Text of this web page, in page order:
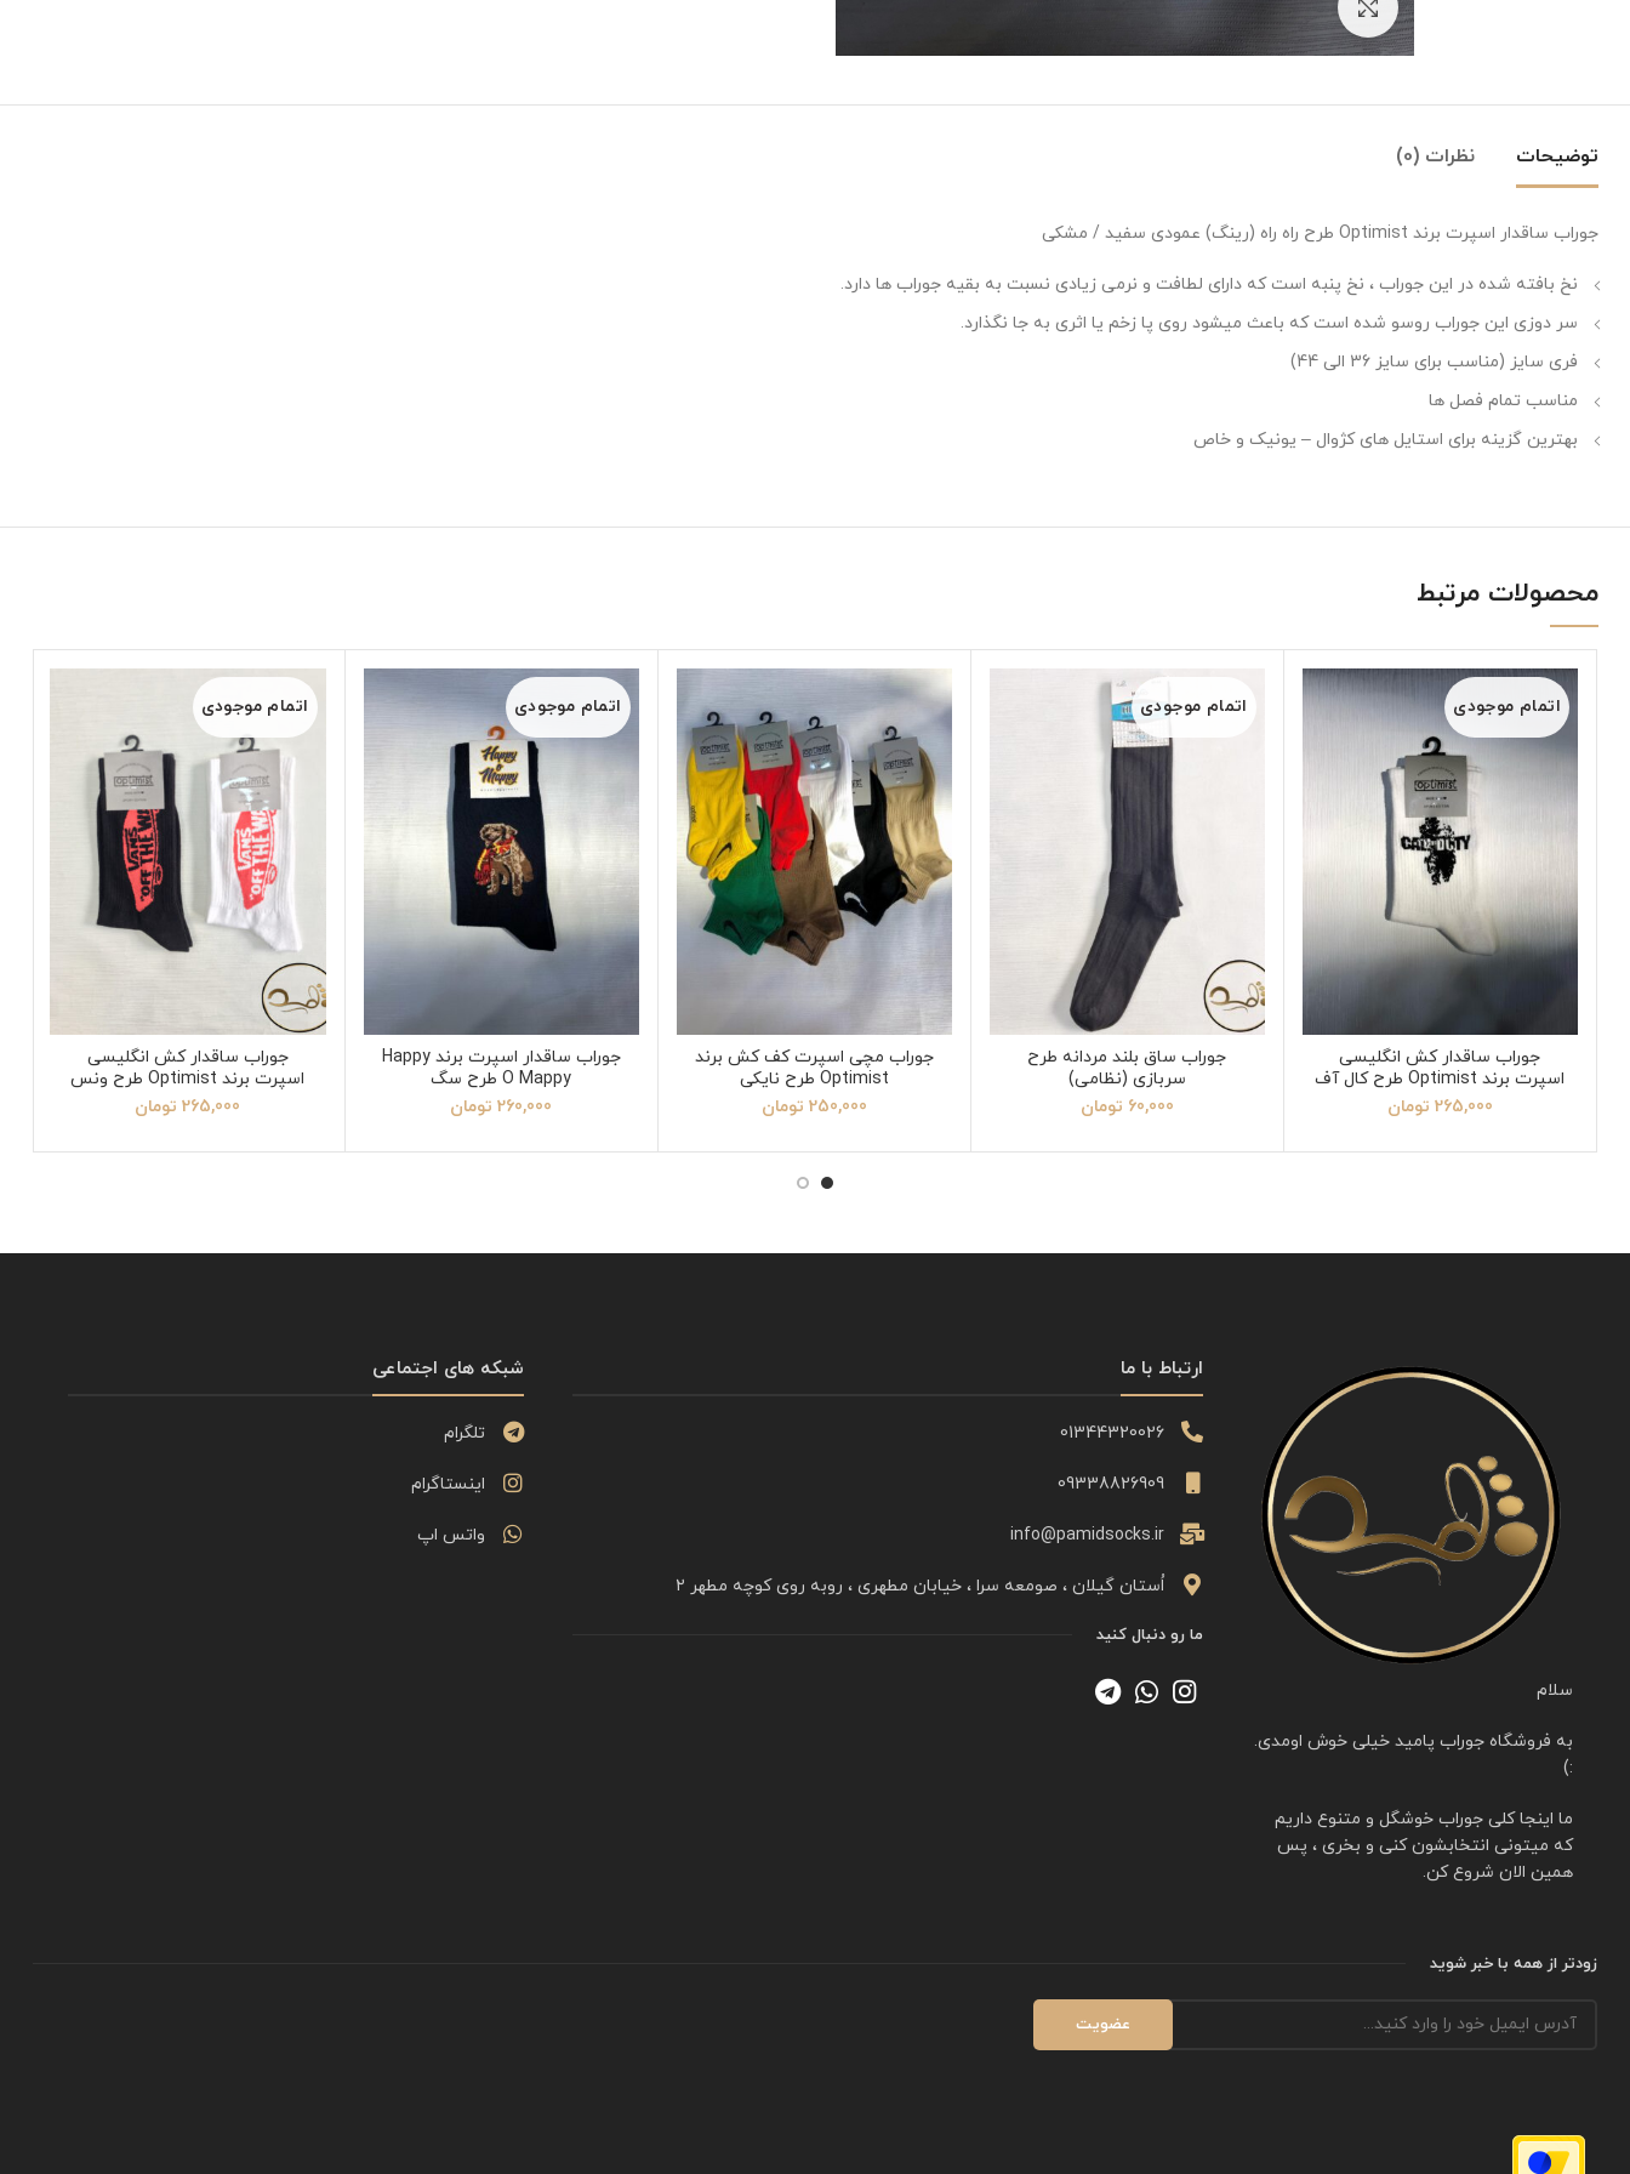
توضیحات نظرات (0)
جوراب ساقدار اسپرت برند Optimist طرح راه راه (رینگ) عمودی سفید / مشکی
نخ بافته شده در این جوراب ، نخ پنبه است که دارای لطافت و نرمی زیادی نسبت به بقیه جوراب ها دارد.
سر دوزی این جوراب روسو شده است که باعث میشود روی پا زخم یا اثری به جا نگذارد.
فری سایز (مناسب برای سایز 36 الی 44)
مناسب تمام فصل ها
بهترین گزینه برای استایل های کژوال – یونیک و خاص
محصولات مرتبط
اتمام موجودی
جوراب ساقدار کش انگلیسی
اسپرت برند Optimist طرح کال آف
دیوتی
265,000 تومان
اتمام موجودی
جوراب ساق بلند مردانه طرح
سربازی (نظامی)
60,000 تومان
جوراب مچی اسپرت کف کش برند
Optimist طرح نایکی
250,000 تومان
اتمام موجودی
جوراب ساقدار اسپرت برند Happy
O Mappy طرح سگ
260,000 تومان
اتمام موجودی
جوراب ساقدار کش انگلیسی
اسپرت برند Optimist طرح ونس
265,000 تومان
سلام
به فروشگاه جوراب پامید خیلی خوش اومدی.
:)
ما اینجا کلی جوراب خوشگل و متنوع داریم
که میتونی انتخابشون کنی و بخری ، پس
همین الان شروع کن.
ارتباط با ما
01344320026
09338826909
info@pamidsocks.ir
اُستان گیلان ، صومعه سرا ، خیابان مطهری ، روبه روی کوچه مطهر ۲
ما رو دنبال کنید
شبکه های اجتماعی
تلگرام
اینستاگرام
واتس اپ
زودتر از همه با خبر شوید